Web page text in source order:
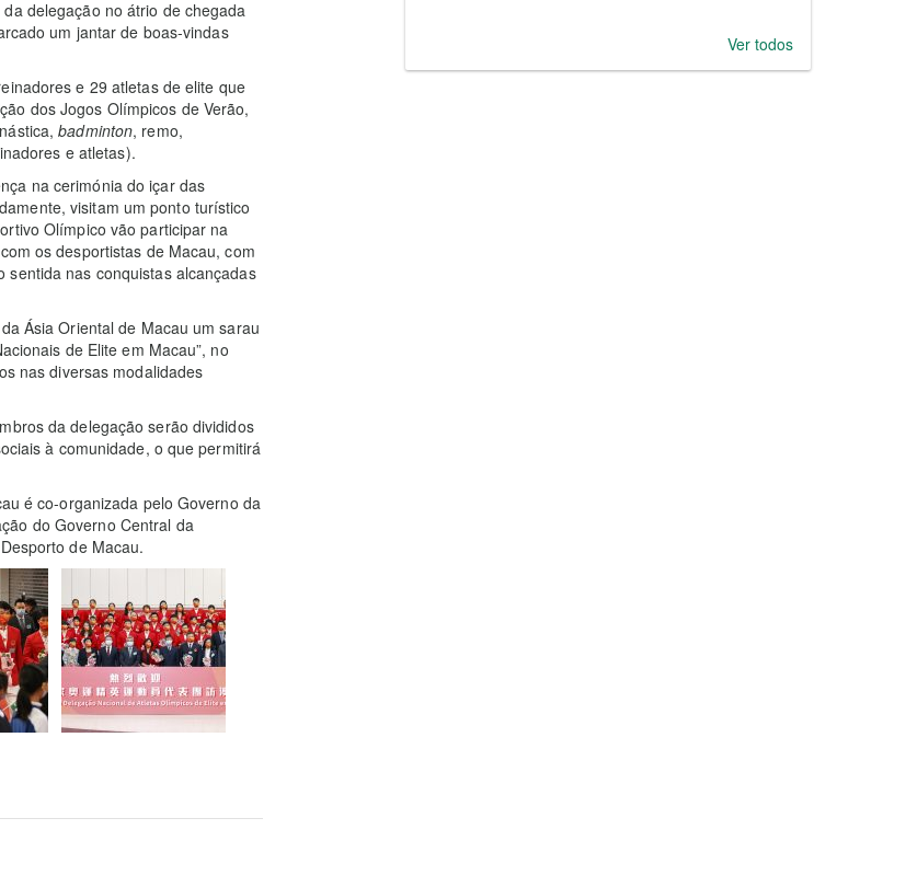
delegação no átrio de chegada
um jantar de boas-vindas
e 29 atletas de elite que
dos Jogos Olímpicos de Verão,
badminton, remo,
e atletas).
na cerimónia do içar das
visitam um ponto turístico
Olímpico vão participar na
os desportistas de Macau, com
nas conquistas alcançadas
Ásia Oriental de Macau um sarau
de Elite em Macau”, no
nas diversas modalidades
da delegação serão divididos
à comunidade, o que permitirá
é co-organizada pelo Governo da
do Governo Central da
de Macau.
Ver todos